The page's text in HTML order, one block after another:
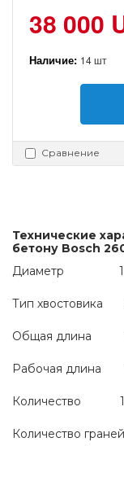
38 000
Наличие: 14 шт
Сравнение
Технические
бетону Bosch
Диаметр
Тип хвостовика
Общая длина
Рабочая длина
Количество
Количество